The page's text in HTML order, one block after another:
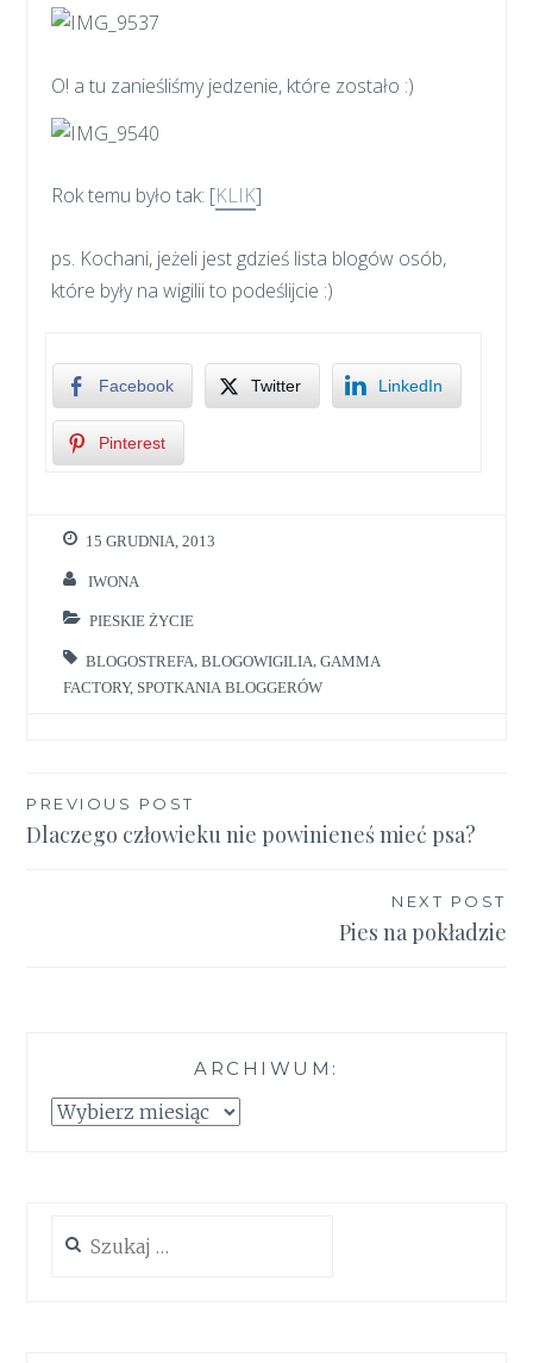
O! a tu zanieśliśmy jedzenie, które zostało :)
Rok temu było tak: [KLIK]
ps. Kochani, jeżeli jest gdzieś lista blogów osób,
które były na wigilii to podeślijcie :)
Facebook Twitter LinkedIn
Pinterest
15 GRUDNIA, 2013
IWONA
PIESKIE ŻYCIE
BLOGOSTREFA ,BLOGOWIGILIA ,GAMMA
FACTORY, SPOTKANIA BLOGGERÓW
Nawigacja
wpisu
PREVIOUS POST
Dlaczego człowieku nie powinieneś mieć psa?
NEXT POST
Pies na pokładzie
ARCHIWUM:
Archiwum: